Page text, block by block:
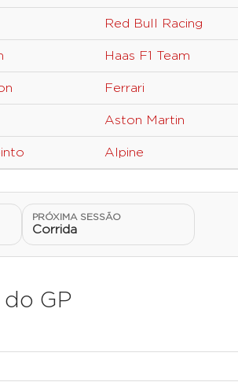
Red Bull Racing
Haas F1 Team
Ferrari
Aston Martin
Alpine
PRÓXIMA SESSÃO
Corrida
GP